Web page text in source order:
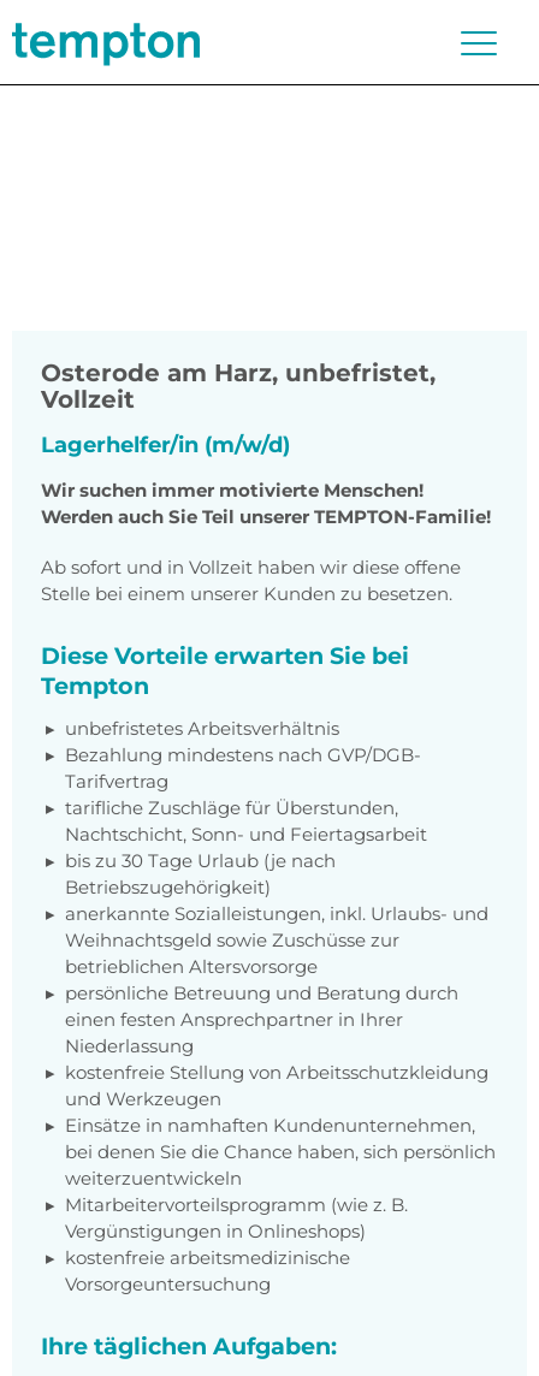
Osterode am Harz, unbefristet,
Vollzeit
Lagerhelfer/in (m/w/d)
Wir suchen immer motivierte Menschen!
Werden auch Sie Teil unserer TEMPTON-Familie!
Ab sofort und in Vollzeit haben wir diese offene
Stelle bei einem unserer Kunden zu besetzen.
Diese Vorteile erwarten Sie bei
Tempton
unbefristetes Arbeitsverhältnis
Bezahlung mindestens nach GVP/DGB-
Tarifvertrag
tarifliche Zuschläge für Überstunden,
Nachtschicht, Sonn- und Feiertagsarbeit
bis zu 30 Tage Urlaub (je nach
Betriebszugehörigkeit)
anerkannte Sozialleistungen, inkl. Urlaubs- und
Weihnachtsgeld sowie Zuschüsse zur
betrieblichen Altersvorsorge
persönliche Betreuung und Beratung durch
einen festen Ansprechpartner in Ihrer
Niederlassung
kostenfreie Stellung von Arbeitsschutzkleidung
und Werkzeugen
Einsätze in namhaften Kundenunternehmen,
bei denen Sie die Chance haben, sich persönlich
weiterzuentwickeln
Mitarbeitervorteilsprogramm (wie z. B.
Vergünstigungen in Onlineshops)
kostenfreie arbeitsmedizinische
Vorsorgeuntersuchung
Ihre täglichen Aufgaben: